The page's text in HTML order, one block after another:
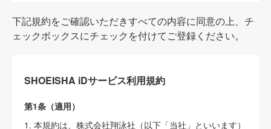
下記規約をご確認いただきすべての内容に同意の上、チ
ェックボックスにチェックを付けてご登録ください。
SHOEISHA iDサービス利用規約
第1条（適用）
1. 本規約は、株式会社翔泳社（以下「当社」といいます）